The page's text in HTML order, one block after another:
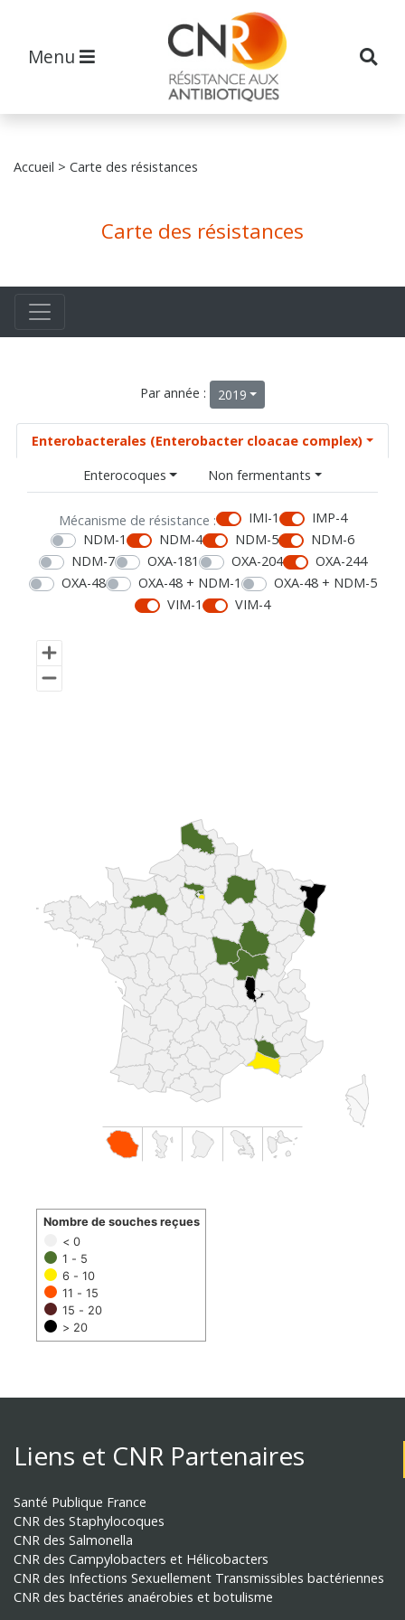
Menu
Accueil > Carte des résistances
Carte des résistances
Par année : 2019
Enterobacterales (Enterobacter cloacae complex)
Enterocoques
Non fermentants
Mécanisme de résistance : IMI-1
IMP-4
NDM-1
NDM-4 NDM-5
NDM-6
NDM-7
OXA-181 OXA-204
OXA-244
OXA-48
OXA-48 + NDM-1
OXA-48 + NDM-5
VIM-1
VIM-4
< 0
1 - 5
6 - 10
11 - 15
15 - 20
> 20
Nombre de souches reçues
Liens et CNR Partenaires
Santé Publique France
CNR des Staphylocoques
CNR des Salmonella
CNR des Campylobacters et Hélicobacters
CNR des Infections Sexuellement Transmissibles bactériennes
CNR des bactéries anaérobies et botulisme